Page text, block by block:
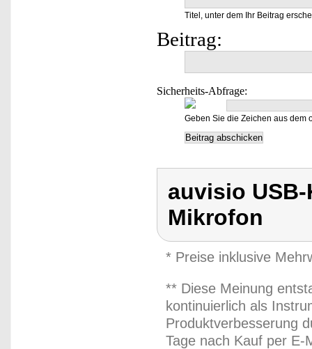
Titel, unter dem Ihr Beitrag
Beitrag:
Sicherheits-Abfrage:
Geben Sie die Zeichen aus dem
auvisio
Mikrofon
* Preise inklusive
** Diese Meinung
kontinuierlich als
Produktverbesserung
Tage nach Kauf per E-